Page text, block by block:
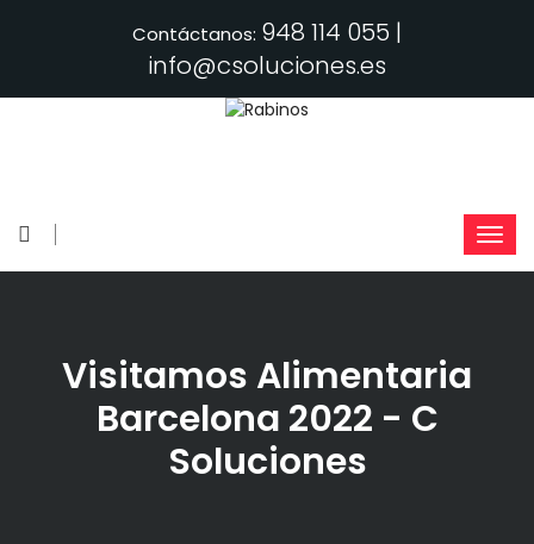
Contáctanos: 948 114 055 |
info@csoluciones.es
Visitamos Alimentaria
Barcelona 2022 - C
Soluciones